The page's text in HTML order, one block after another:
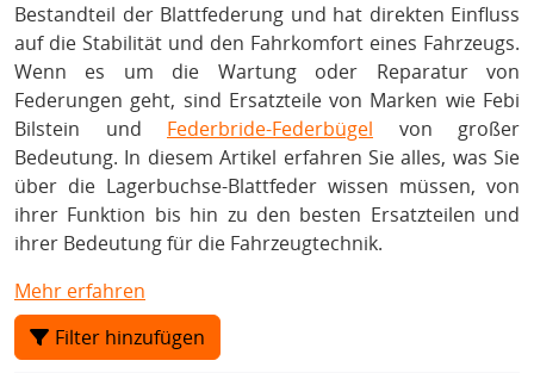
Bestandteil der Blattfederung und hat direkten Einfluss
auf die Stabilität und den Fahrkomfort eines Fahrzeugs.
Wenn es um die Wartung oder Reparatur von
Federungen geht, sind Ersatzteile von Marken wie Febi
Bilstein und Federbride-Federbügel von großer
Bedeutung. In diesem Artikel erfahren Sie alles, was Sie
über die Lagerbuchse-Blattfeder wissen müssen, von
ihrer Funktion bis hin zu den besten Ersatzteilen und
ihrer Bedeutung für die Fahrzeugtechnik.
Mehr erfahren
Filter hinzufügen